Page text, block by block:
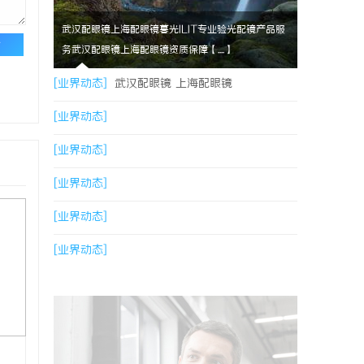
武汉配眼镜上海配眼镜暮光ILIT专业验光配镜产品服
务武汉配眼镜上海配眼镜资质保障【....】
[业界动态] 武汉配眼镜 上海配眼镜
[业界动态]
[业界动态]
[业界动态]
[业界动态]
[业界动态]